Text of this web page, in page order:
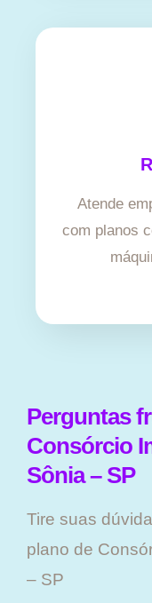
Atende
com planos
Perguntas
Consórcio
Sônia – SP
Tire suas
plano ​de
– SP